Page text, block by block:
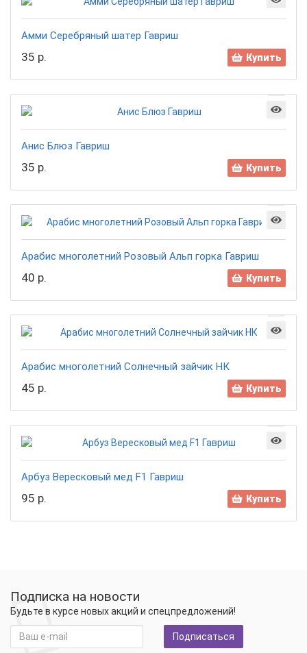
Амми Серебряный шатер Гавриш
35 р. Купить
Анис Блюз Гавриш
35 р. Купить
Арабис многолетний Розовый Альп горка Гавриш
40 р. Купить
Арабис многолетний Солнечный зайчик НК
45 р. Купить
Арбуз Вересковый мед F1 Гавриш
95 р. Купить
Подписка на новости
Будьте в курсе новых акций и спецпредложений!
Подписаться